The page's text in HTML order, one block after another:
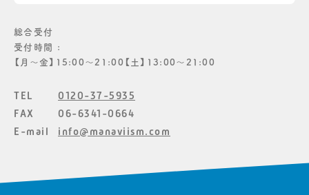
総合受付
受付時間 :
【月〜金】15:00〜21:00【土】13:00〜21:00
TEL
0120-37-5935
FAX
06-6341-0664
E-mail
info@manaviism.com